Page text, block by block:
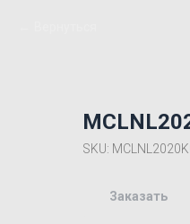
SKU:
Заказать